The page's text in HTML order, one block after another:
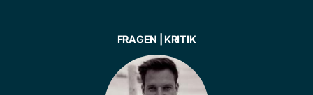
FRAGEN | KRITIK